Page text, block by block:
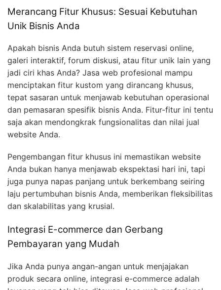
Merancang Fitur Khusus: Sesuai Kebutuhan
Unik Bisnis Anda
Apakah bisnis Anda butuh sistem reservasi online,
galeri interaktif, forum diskusi, atau fitur unik lain yang
jadi ciri khas Anda? Jasa web profesional mampu
menciptakan fitur kustom yang dirancang khusus,
tepat sasaran untuk menjawab kebutuhan operasional
dan pemasaran spesifik bisnis Anda. Fitur-fitur ini tentu
saja akan mendongkrak fungsionalitas dan nilai jual
website Anda.
Pengembangan fitur khusus ini memastikan website
Anda bukan hanya menjawab ekspektasi hari ini, tapi
juga punya napas panjang untuk berkembang seiring
laju pertumbuhan bisnis Anda, memberikan fleksibilitas
dan skalabilitas yang krusial.
Integrasi E-commerce dan Gerbang
Pembayaran yang Mudah
Jika Anda punya angan-angan untuk menjajakan
produk secara online, integrasi e-commerce adalah